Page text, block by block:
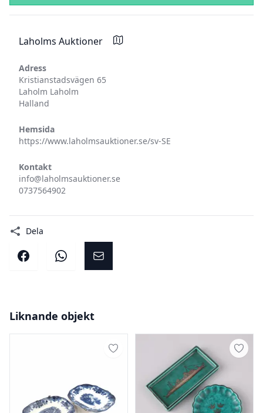
Laholms Auktioner
Adress
Kristianstadsvägen 65
Laholm Laholm
Halland
Hemsida
https://www.laholmsauktioner.se/sv-SE
Kontakt
info@laholmsauktioner.se
0737564902
Dela
Dela på facebookDela på WhatsApp
Dela på E-post
Liknande objekt